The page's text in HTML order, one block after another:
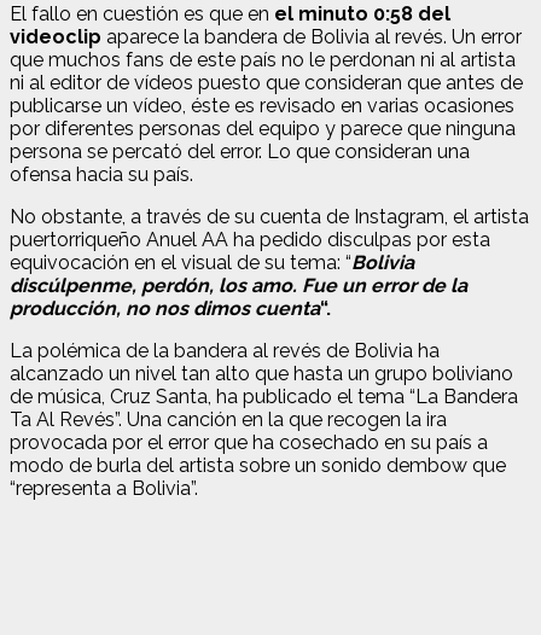
El fallo en cuestión es que en el minuto 0:58 del
videoclip aparece la bandera de Bolivia al revés. Un error
que muchos fans de este país no le perdonan ni al artista
ni al editor de vídeos puesto que consideran que antes de
publicarse un vídeo, éste es revisado en varias ocasiones
por diferentes personas del equipo y parece que ninguna
persona se percató del error. Lo que consideran una
ofensa hacia su país.
No obstante, a través de su cuenta de Instagram, el artista
puertorriqueño Anuel AA ha pedido disculpas por esta
equivocación en el visual de su tema: “Bolivia
discúlpenme, perdón, los amo. Fue un error de la
producción, no nos dimos cuenta“.
La polémica de la bandera al revés de Bolivia ha
alcanzado un nivel tan alto que hasta un grupo boliviano
de música, Cruz Santa, ha publicado el tema “La Bandera
Ta Al Revés”. Una canción en la que recogen la ira
provocada por el error que ha cosechado en su país a
modo de burla del artista sobre un sonido dembow que
“representa a Bolivia”.